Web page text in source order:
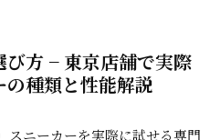
方 − 東京店舗で実際
種類と性能解説
スニーカーを実際に試せる専門